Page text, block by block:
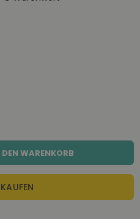
DEN WARENKORB